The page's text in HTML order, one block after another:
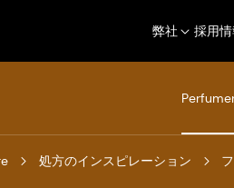
弊社 採用
処方のインスピレーション